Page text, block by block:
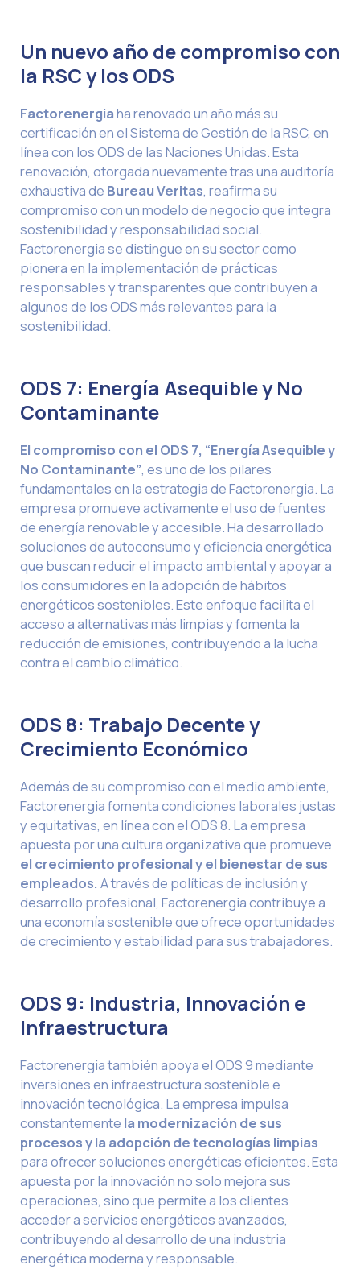
Un nuevo año de compromiso con
la RSC y los ODS
Factorenergiaha renovado un año más su
certificación en el Sistema de Gestión de la RSC, en
línea con los ODS de las Naciones Unidas. Esta
renovación, otorgada nuevamente tras una auditoría
exhaustiva de Bureau Veritas, reafirma su
compromiso con un modelo de negocio que integra
sostenibilidad y responsabilidad social.
Factorenergia se distingue en su sector como
pionera en la implementación de prácticas
responsables y transparentes que contribuyen a
algunos de los ODS más relevantes para la
sostenibilidad.
ODS 7: Energía Asequible y No
Contaminante
El compromiso con el ODS 7, “Energía Asequible y
No Contaminante”, es uno de los pilares
fundamentales en la estrategia de Factorenergia. La
empresa promueve activamente el uso de fuentes
de energía renovable y accesible. Ha desarrollado
soluciones de autoconsumo y eficiencia energética
que buscan reducir el impacto ambiental y apoyar a
los consumidores en la adopción de hábitos
energéticos sostenibles. Este enfoque facilita el
acceso a alternativas más limpias y fomenta la
reducción de emisiones, contribuyendo a la lucha
contra el cambio climático.
ODS 8: Trabajo Decente y
Crecimiento Económico
Además de su compromiso con el medio ambiente,
Factorenergia fomenta condiciones laborales justas
y equitativas, en línea con el ODS 8. La empresa
apuesta por una cultura organizativa que promueve
el crecimiento profesional y el bienestar de sus
empleados. A través de políticas de inclusión y
desarrollo profesional, Factorenergia contribuye a
una economía sostenible que ofrece oportunidades
de crecimiento y estabilidad para sus trabajadores.
ODS 9: Industria, Innovación e
Infraestructura
Factorenergia también apoya el ODS 9 mediante
inversiones en infraestructura sostenible e
innovación tecnológica. La empresa impulsa
constantemente la modernización de sus
procesos y la adopción de tecnologías limpias
para ofrecer soluciones energéticas eficientes. Esta
apuesta por la innovación no solo mejora sus
operaciones, sino que permite a los clientes
acceder a servicios energéticos avanzados,
contribuyendo al desarrollo de una industria
energética moderna y responsable.